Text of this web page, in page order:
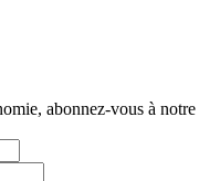
abonnez-vous à notre